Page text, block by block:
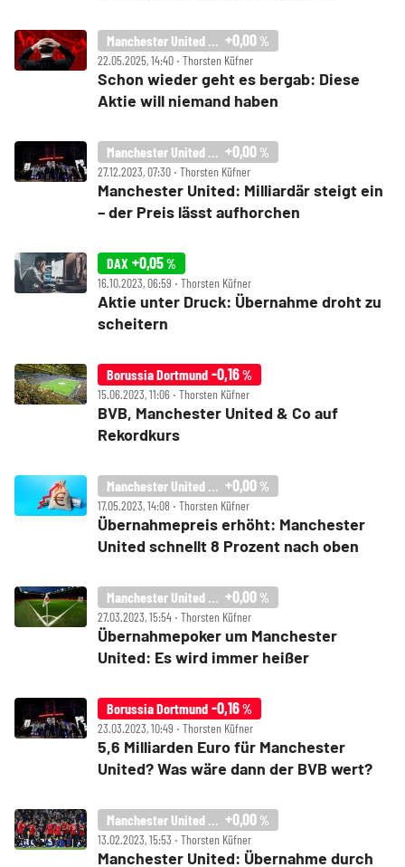
Manchester United PLC +0,00 %
22.05.2025, 14:40 ‧ Thorsten Küfner
Schon wieder geht es bergab: Diese
Aktie will niemand haben
Manchester United PLC +0,00 %
27.12.2023, 07:30 ‧ Thorsten Küfner
Manchester United: Milliardär steigt ein
– der Preis lässt aufhorchen
DAX +0,05%
16.10.2023, 06:59 ‧ Thorsten Küfner
Aktie unter Druck: Übernahme droht zu
scheitern
Borussia Dortmund -0,16%
15.06.2023, 11:06 ‧ Thorsten Küfner
BVB, Manchester United & Co auf
Rekordkurs
Manchester United PLC +0,00 %
17.05.2023, 14:08 ‧ Thorsten Küfner
Übernahmepreis erhöht: Manchester
United schnellt 8 Prozent nach oben
Manchester United PLC +0,00 %
27.03.2023, 15:54 ‧ Thorsten Küfner
Übernahmepoker um Manchester
United: Es wird immer heißer
Borussia Dortmund -0,16%
23.03.2023, 10:49 ‧ Thorsten Küfner
5,6 Milliarden Euro für Manchester
United? Was wäre dann der BVB wert?
Manchester United PLC +0,00 %
13.02.2023, 15:53 ‧ Thorsten Küfner
Manchester United: Übernahme durch